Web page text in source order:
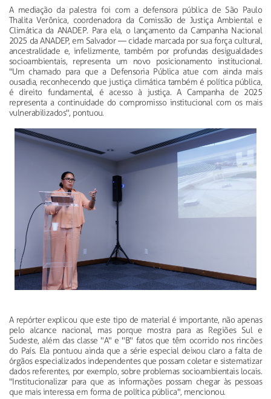
A mediação da palestra foi com a defensora pública de São Paulo
Thalita Verônica, coordenadora da Comissão de Justiça Ambiental e
Climática da ANADEP. Para ela, o lançamento da Campanha Nacional
2025 da ANADEP, em Salvador — cidade marcada por sua força cultural,
ancestralidade e, infelizmente, também por profundas desigualdades
socioambientais, representa um novo posicionamento institucional.
"Um chamado para que a Defensoria Pública atue com ainda mais
ousadia, reconhecendo que justiça climática também é política pública,
é direito fundamental, é acesso à justiça. A Campanha de 2025
representa a continuidade do compromisso institucional com os mais
vulnerabilizados", pontuou.
A repórter explicou que este tipo de material é importante, não apenas
pelo alcance nacional, mas porque mostra para as Regiões Sul e
Sudeste, além das classe "A" e "B" fatos que têm ocorrido nos rincões
do País. Ela pontuou ainda que a série especial deixou claro a falta de
órgãos especializados independentes que possam coletar e sistematizar
dados referentes, por exemplo, sobre problemas socioambientais locais.
"Institucionalizar para que as informações possam chegar às pessoas
que mais interessa em forma de política pública", mencionou.